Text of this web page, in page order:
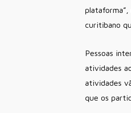
curitibano
Pessoas
atividades
atividades
que os